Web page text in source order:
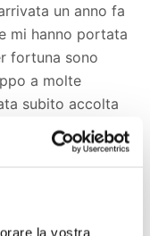
la vostra
un anno fa
mi hanno portata
fortuna sono
a molte
subito accolta
per tre giorni e
dove ancora
sin da